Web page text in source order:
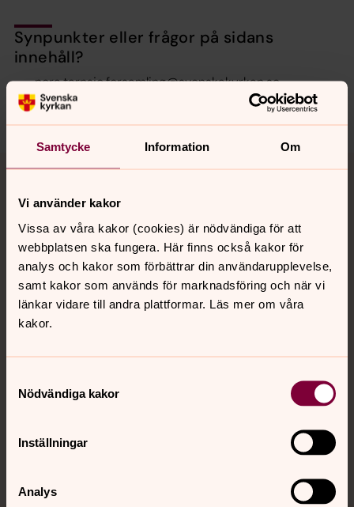
Samtycke Information Om
Vi använder kakor
Vissa av våra kakor (cookies) är nödvändiga för att
webbplatsen ska fungera. Här finns också kakor för
analys och kakor som förbättrar din användarupplevelse,
samt kakor som används för marknadsföring och när vi
länkar vidare till andra plattformar. Läs mer om våra
kakor.
Nödvändiga kakor
Inställningar
Analys
Synpunkter eller frågor på sidans
innehåll?
nora.tarnsjo.forsamling@svenskakyrkan.se
Dela
Tillbaka till toppen
Tillbaka till innehållet
Kontakt
Kalender
Hitta snabbt